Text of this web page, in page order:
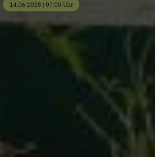
14.06.2028 | 07:00 Uhr